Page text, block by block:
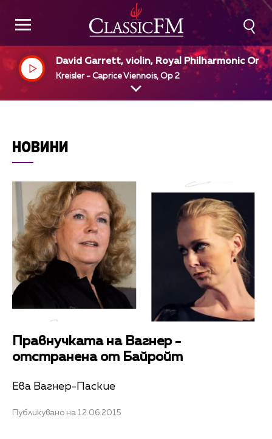
David Garrett, violin, Royal Philharmonic
stra, Ion Marin, dir
Kreisler - Caprice Viennois, Op 2
НОВИНИ
Правнучката на Вагнер -
отстранена от Байройт
Ева Вагнер-Паские
Публикувано на 12.06.2015